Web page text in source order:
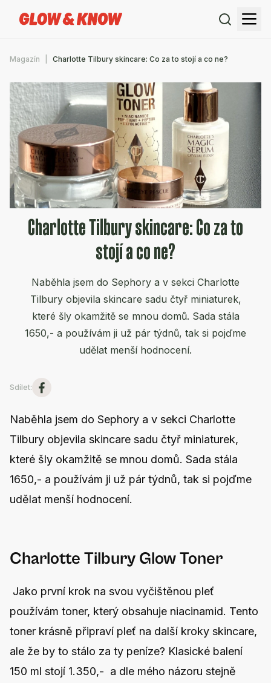
Magazín Charlotte Tilbury skincare: Co za to stojí a co ne?
Charlotte Tilbury skincare: Co za to
stojí a co ne?
Naběhla jsem do Sephory a v sekci Charlotte
Tilbury objevila skincare sadu čtyř miniaturek,
které šly okamžitě se mnou domů. Sada stála
1650,- a používám ji už pár týdnů, tak si pojďme
udělat menší hodnocení.
Sdílet:
Naběhla jsem do Sephory a v sekci Charlotte
Tilbury objevila skincare sadu čtyř miniaturek,
které šly okamžitě se mnou domů. Sada stála
1650,- a používám ji už pár týdnů, tak si pojďme
udělat menší hodnocení.
Charlotte Tilbury Glow Toner
Jako první krok na svou vyčištěnou pleť
používám toner, který obsahuje niacinamid. Tento
toner krásně připraví pleť na další kroky skincare,
ale že by to stálo za ty peníze? Klasické balení
150 ml stojí 1.350,- a dle mého názoru stejně